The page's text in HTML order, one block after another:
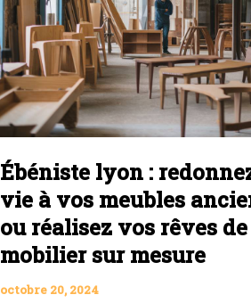
meubles
d’exception
Ébéniste lyon :
vie à vos meubles
ou réalisez vos rêves de
mobilier sur mesure
octobre 20, 2024